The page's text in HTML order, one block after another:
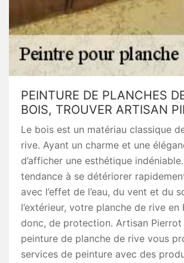
PEINTURE DE PLANCHES
BOIS, TROUVER ARTISAN
Le bois est un matériau classique
rive. Ayant un charme et une
d’afficher une esthétique
tendance à se détériorer
avec l’effet de l’eau, du vent et du
l’extérieur, votre planche de rive en
donc, de protection. Artisan Pierrot
peinture de planche de rive vous
services de peinture avec des